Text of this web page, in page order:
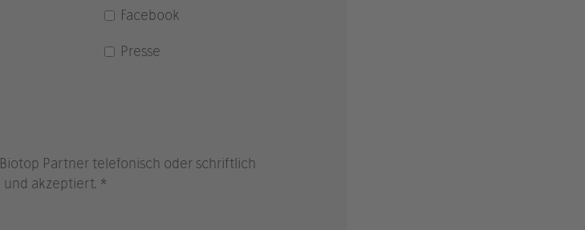
Facebook
Presse
Partner telefonisch oder schriftlich
und akzeptiert. *